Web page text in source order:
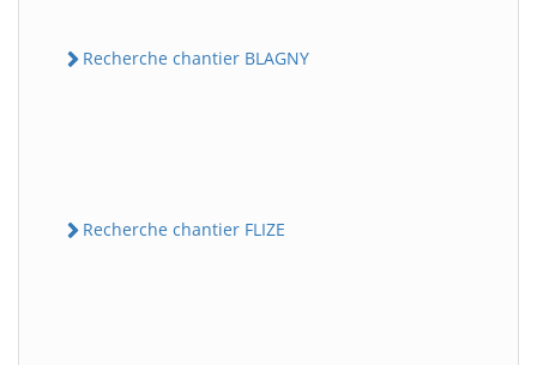
Recherche chantier BLAGNY
Recherche chantier FLIZE